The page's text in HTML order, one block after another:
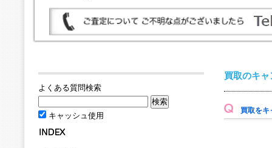
買取のキ
買取をキ
よくある質問検索
キャッシュ使用